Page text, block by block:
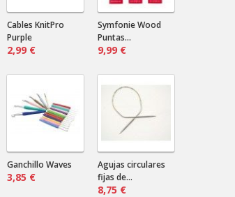
Crazy Zauberball Malerwinkel
Dala .
2023-03-22 20:06:16
bien con un color liso oscuro.
¿Marino? ¿Negro? ¿Verde?...
Cardas de mano
2024-08-16 18:12:31
Envían a Uruguay? Que precio sería
por más de un par?
Cables KnitPro
Purple
2,99 €
Symfonie Wood
Puntas...
9,99 €
Ganchillo Waves
3,85 €
Agujas circulares
fijas de...
8,75 €